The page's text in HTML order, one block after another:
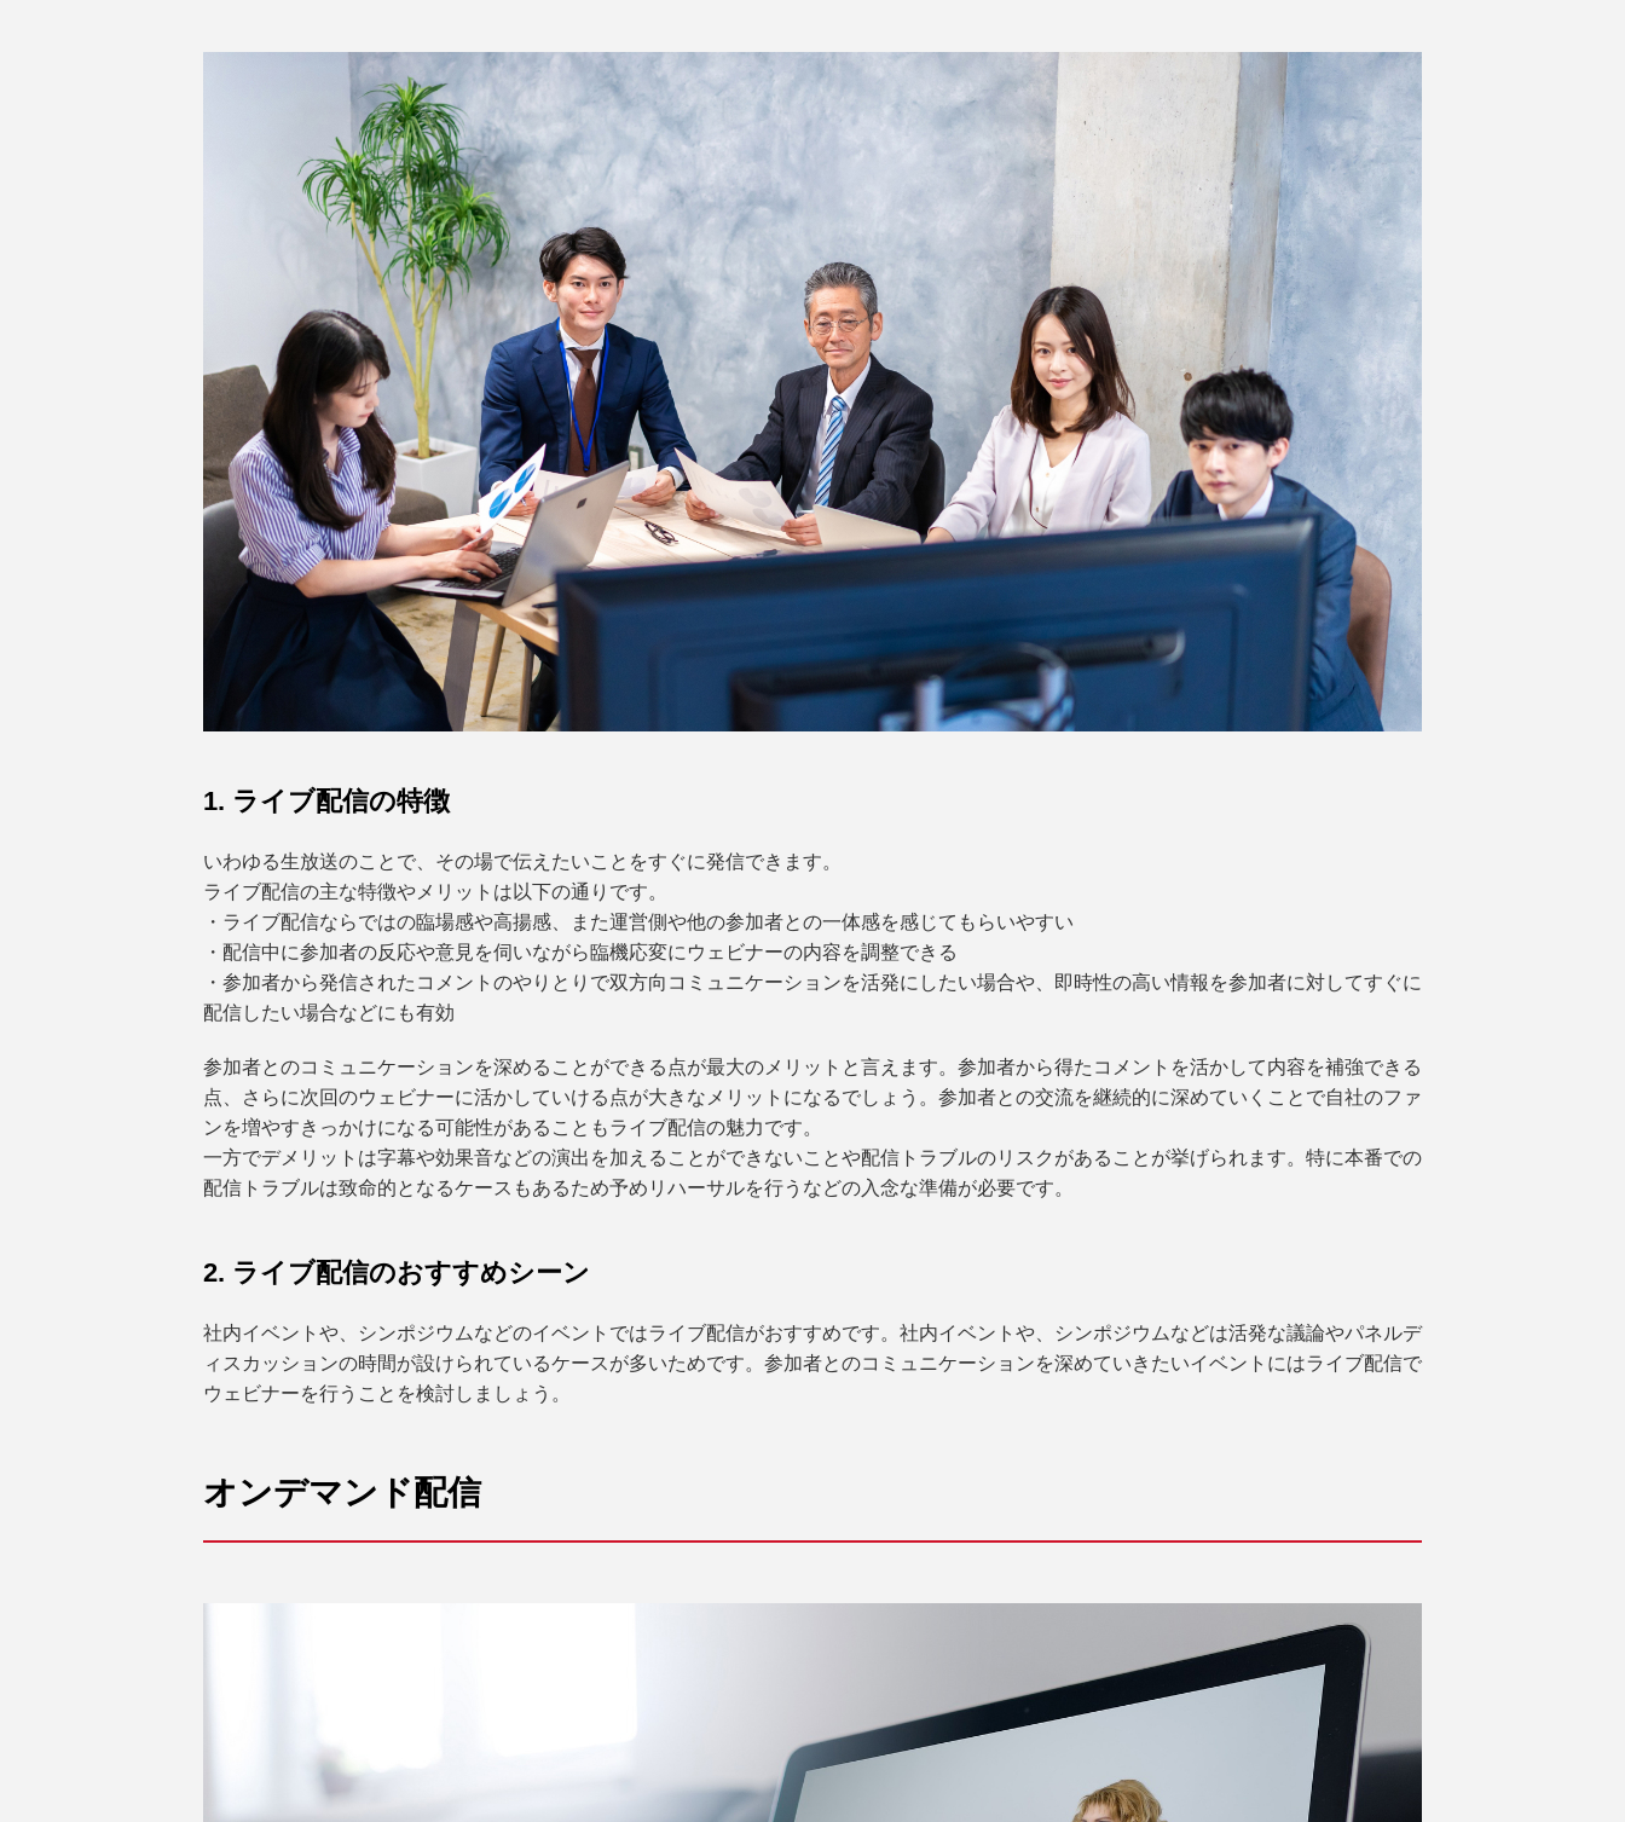
1. ライブ配信の特徴
いわゆる生放送のことで、その場で伝えたいことをすぐに発信できます。
ライブ配信の主な特徴やメリットは以下の通りです。
・ライブ配信ならではの臨場感や高揚感、また運営側や他の参加者との一体感を感じてもらいやすい
・配信中に参加者の反応や意見を伺いながら臨機応変にウェビナーの内容を調整できる
・参加者から発信されたコメントのやりとりで双方向コミュニケーションを活発にしたい場合や、即時性の高い情報を参加者に対してすぐに
配信したい場合などにも有効
参加者とのコミュニケーションを深めることができる点が最大のメリットと言えます。参加者から得たコメントを活かして内容を補強できる
点、さらに次回のウェビナーに活かしていける点が大きなメリットになるでしょう。参加者との交流を継続的に深めていくことで自社のファ
ンを増やすきっかけになる可能性があることもライブ配信の魅力です。
一方でデメリットは字幕や効果音などの演出を加えることができないことや配信トラブルのリスクがあることが挙げられます。特に本番での
配信トラブルは致命的となるケースもあるため予めリハーサルを行うなどの入念な準備が必要です。
2. ライブ配信のおすすめシーン
社内イベントや、シンポジウムなどのイベントではライブ配信がおすすめです。社内イベントや、シンポジウムなどは活発な議論やパネルデ
ィスカッションの時間が設けられているケースが多いためです。参加者とのコミュニケーションを深めていきたいイベントにはライブ配信で
ウェビナーを行うことを検討しましょう。
オンデマンド配信